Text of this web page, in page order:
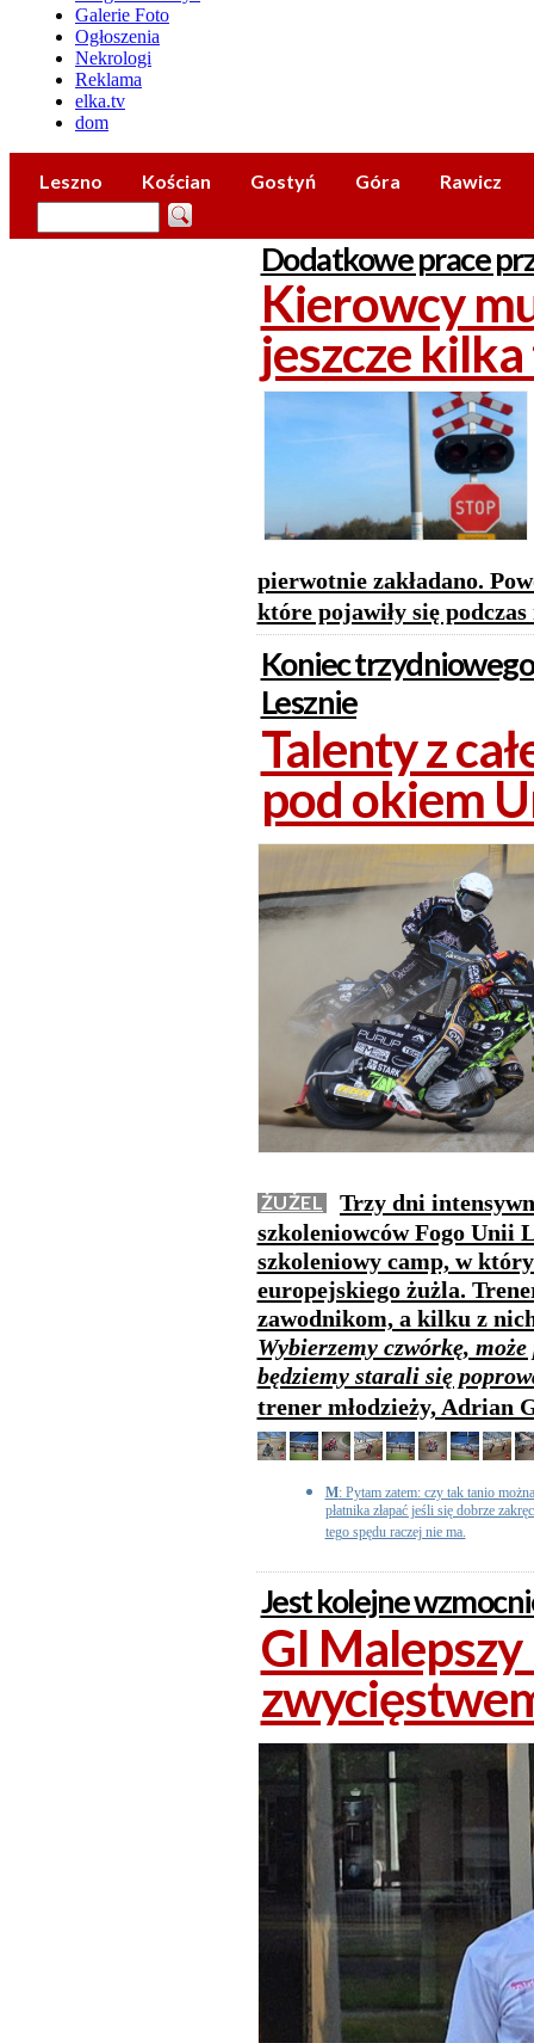
Galerie Foto
Ogłoszenia
Nekrologi
Reklama
elka.tv
dom
Leszno Kościan Gostyń Góra Rawicz
Dodatkowe prace
Kierowcy
jeszcze
pierwotnie zakładano.
które pojawiły się
Koniec
Lesznie
Talenty z
pod okiem
ŻUŻEL
Trzy dni
szkoleniowców Fogo Unii
szkoleniowy camp, w
europejskiego żużla.
zawodnikom, a kilku z
Wybierzemy czwórkę,
będziemy starali się
trener młodzieży, Adrian
M: Pytam zatem: czy tak tanio
płatnika złapać jeśli się dobrze
tego spędu raczej nie ma.
Jest kolejne
GI